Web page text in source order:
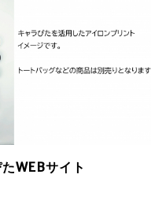
WEBサイト